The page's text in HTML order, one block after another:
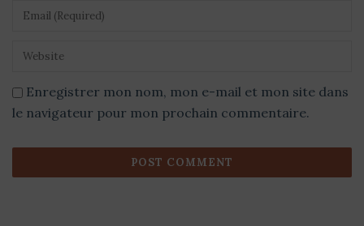
Enregistrer mon nom, mon e-mail et mon site dans
le navigateur pour mon prochain commentaire.